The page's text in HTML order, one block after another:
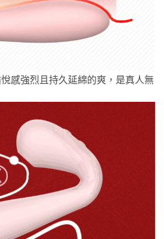
強烈且持久延綿的爽，是真人無